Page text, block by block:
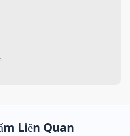
Liên Quan